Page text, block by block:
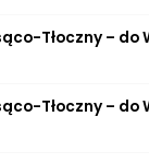
Tłoczny –
Tłoczny –